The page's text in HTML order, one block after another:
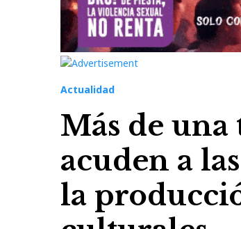
Actualidad
Más de
acuden a
la